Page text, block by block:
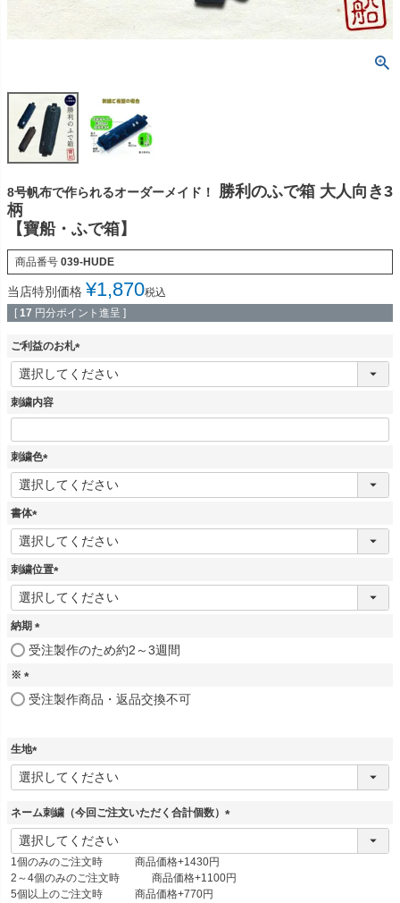
8号帆布で作られるオーダーメイド！
勝利のふで箱 大人向き3
柄
【寶船・ふで箱】
商品番号 039-HUDE
当店特別価格 ¥1,870税込
[ 17 円分ポイント進呈 ]
ご利益のお札
(
必
刺繍内容
刺繍色
(
必
書体
(
必
須
刺繍位置
(
必
納期
(
)
受注製作のため約2～3週間
※
(
)
受注製作商品・返品交換不可
生地
(
必
)
ネーム刺繍（今回ご注文いただく合計個数）
(
)
1個のみのご注文時 商品価格+1430円
2～4個のみのご注文時 商品価格+1100円
5個以上のご注文時 商品価格+770円